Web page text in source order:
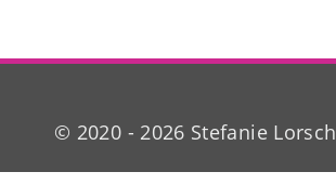
© 2020 - 2026 Stefanie Lorsch